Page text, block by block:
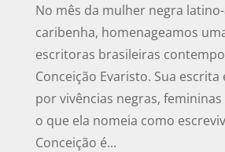
No mês da mulher negra
caribenha, homenageamos
escritoras brasileiras
Conceição Evaristo. Sua escrita
por vivências negras,
o que ela nomeia como
Conceição é...